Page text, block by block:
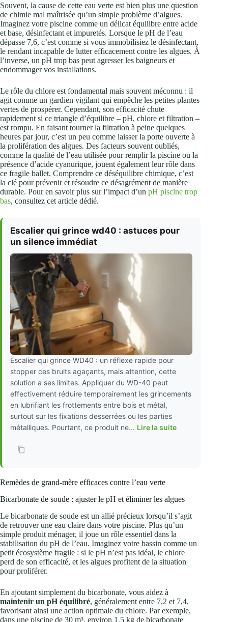
Souvent, la cause de cette eau verte est bien plus une question
de chimie mal maîtrisée qu’un simple problème d’algues.
Imaginez votre piscine comme un délicat équilibre entre acide
et base, désinfectant et impuretés. Lorsque le pH de l’eau
dépasse 7,6, c’est comme si vous immobilisiez le désinfectant,
le rendant incapable de lutter efficacement contre les algues. À
l’inverse, un pH trop bas peut agresser les baigneurs et
endommager vos installations.
Le rôle du chlore est fondamental mais souvent méconnu : il
agit comme un gardien vigilant qui empêche les petites plantes
vertes de prospérer. Cependant, son efficacité chute
rapidement si ce triangle d’équilibre – pH, chlore et filtration –
est rompu. En faisant tourner la filtration à peine quelques
heures par jour, c’est un peu comme laisser la porte ouverte à
la prolifération des algues. Des facteurs souvent oubliés,
comme la qualité de l’eau utilisée pour remplir la piscine ou la
présence d’acide cyanurique, jouent également leur rôle dans
ce fragile ballet. Comprendre ce déséquilibre chimique, c’est
la clé pour prévenir et résoudre ce désagrément de manière
durable. Pour en savoir plus sur l’impact d’un pH piscine trop
bas, consultez cet article dédié.
Escalier qui grince wd40 : astuces pour
un silence immédiat
Escalier qui grince WD40 : un réflexe rapide pour
stopper ces bruits agaçants, mais attention, cette
solution a ses limites. Appliquer du WD-40 peut
effectivement réduire temporairement les grincements
en lubrifiant les frottements entre bois et métal,
surtout sur les fixations desserrées ou les parties
métalliques. Pourtant, ce produit ne... Lire la suite
Remèdes de grand-mère efficaces contre l’eau verte
Bicarbonate de soude : ajuster le pH et éliminer les algues
Le bicarbonate de soude est un allié précieux lorsqu’il s’agit
de retrouver une eau claire dans votre piscine. Plus qu’un
simple produit ménager, il joue un rôle essentiel dans la
stabilisation du pH de l’eau. Imaginez votre bassin comme un
petit écosystème fragile : si le pH n’est pas idéal, le chlore
perd de son efficacité, et les algues profitent de la situation
pour proliférer.
En ajoutant simplement du bicarbonate, vous aidez à
maintenir un pH équilibré, généralement entre 7,2 et 7,4,
favorisant ainsi une action optimale du chlore. Par exemple,
dans une piscine de 30 m³, environ 1,5 kg de bicarbonate